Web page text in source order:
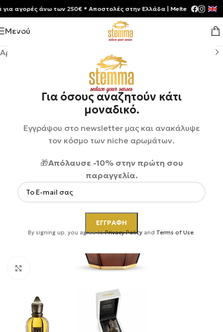
Για όσους αναζητούν κάτι
μοναδικό.
Εγγράψου στο newsletter μας και ανακάλυψε
τον κόσμο των niche αρωμάτων.
🎁Απόλαυσε -10% στην πρώτη σου
παραγγελία.
By signing up, you agree toPrivacy Policy and Terms of Use.
Μενού
Αρχική σελίδα Αρώματα
Κάντε κλικ για μεγέθυνση
αγορές άνω των 250€ * Aποστολές στην Ελλάδα | Meltemia Exclusive